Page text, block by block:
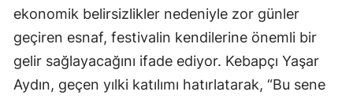
ekonomik belirsizlikler nedeniyle zor günler
geçiren esnaf, festivalin kendilerine önemli bir
gelir sağlayacağını ifade ediyor. Kebapçı Yaşar
Aydın, geçen yılki katılımı hatırlatarak, “Bu sene